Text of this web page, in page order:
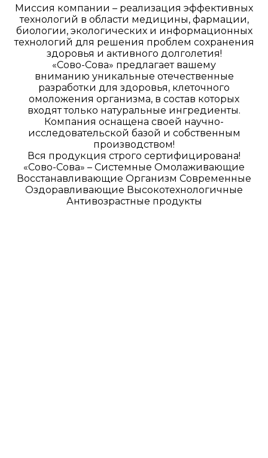
Миссия компании – реализация эффективных
технологий в области медицины, фармации,
биологии, экологических и информационных
технологий для решения проблем сохранения
здоровья и активного долголетия!
«Сово-Сова» предлагает вашему
вниманию уникальные отечественные
разработки для здоровья, клеточного
омоложения организма, в состав которых
входят только натуральные ингредиенты.
Компания оснащена своей научно-
исследовательской базой и собственным
производством!
Вся продукция строго сертифицирована!
«Сово-Сова» – Системные Омолаживающие
Восстанавливающие Организм Современные
Оздоравливающие Высокотехнологичные
Антивозрастные продукты